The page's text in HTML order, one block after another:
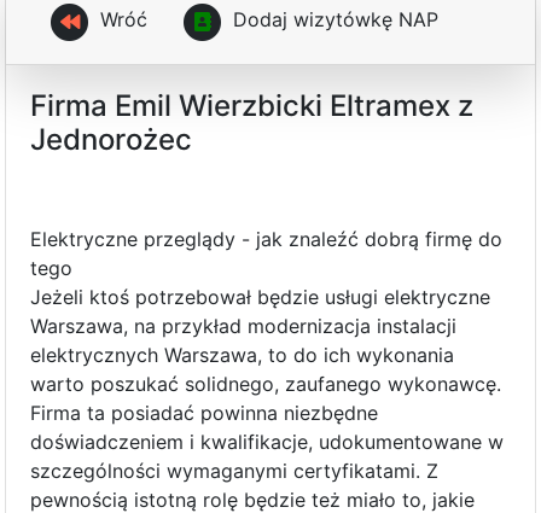
Wróć Dodaj wizytówkę NAP
Firma Emil Wierzbicki Eltramex z
Jednorożec
Elektryczne przeglądy - jak znaleźć dobrą firmę do
tego
Jeżeli ktoś potrzebował będzie usługi elektryczne
Warszawa, na przykład modernizacja instalacji
elektrycznych Warszawa, to do ich wykonania
warto poszukać solidnego, zaufanego wykonawcę.
Firma ta posiadać powinna niezbędne
doświadczeniem i kwalifikacje, udokumentowane w
szczególności wymaganymi certyfikatami. Z
pewnością istotną rolę będzie też miało to, jakie